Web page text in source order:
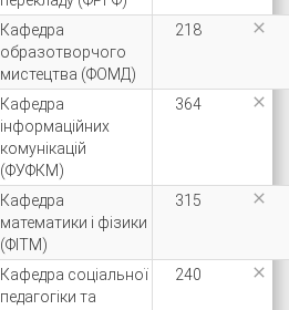
Кафедра
образотворчого
мистецтва (ФОМД)
218 
Кафедра
інформаційних
комунікацій
(ФУФКМ)
364 
Кафедра
математики і фізики
(ФІТМ)
315 
Кафедра соціальної
педагогіки та
240 